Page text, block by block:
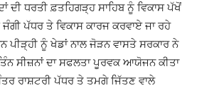
ਦੀ ਧਰਤੀ ਫ਼ਤਹਿਗੜ੍ਹ ਸਾਹਿਬ ਨੂੰ ਵਿਕਾਸ ਪੱਖੋਂ
ਪੱਧਰ ਤੇ ਵਿਕਾਸ ਕਾਰਜ ਕਰਵਾਏ ਜਾ ਰਹੇ
ਪੀੜ੍ਹੀ ਨੂੰ ਖੇਡਾਂ ਨਾਲ ਜੋੜਨ ਵਾਸਤੇ ਸਰਕਾਰ ਨੇ
ਸੀਜ਼ਨਾਂ ਦਾ ਸਫਲਤਾ ਪੂਰਵਕ ਆਯੋਜਨ ਕੀਤਾ
ਰਾਸ਼ਟਰੀ ਪੱਧਰ ਤੇ ਤਮਗੇ ਜਿੱਤਣ ਵਾਲੇ